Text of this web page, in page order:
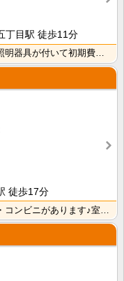
丁目駅 徒歩11分
高知市中心地まで自転車圏内！エアコン・照明器具が付いて初期費用の節約になりますね！
徒歩17分